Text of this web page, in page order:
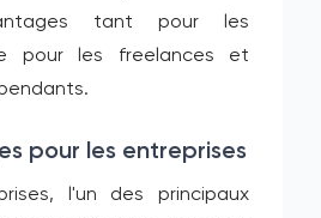
tant pour les
pour les freelances et
pour les entreprises
l'un des principaux